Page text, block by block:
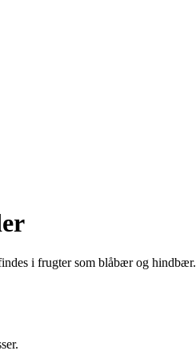
i frugter som blåbær og hindbær.